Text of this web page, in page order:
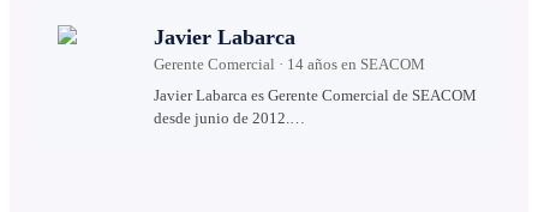
Javier Labarca
Gerente Comercial · 14 años en SEACOM
Javier Labarca es Gerente Comercial de SEACOM
desde junio de 2012.